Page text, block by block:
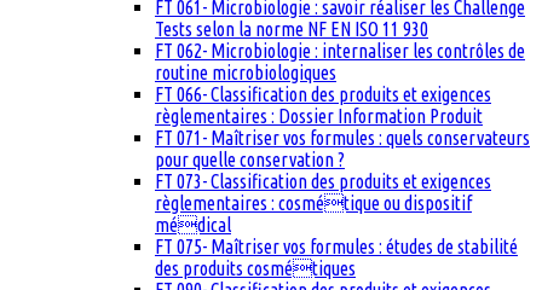
FT 061- Microbiologie : savoir réaliser les Challenge
Tests selon la norme NF EN ISO 11 930
FT 062- Microbiologie : internaliser les contrôles de
routine microbiologiques
FT 066- Classification des produits et exigences
règlementaires : Dossier Information Produit
FT 071- Maîtriser vos formules : quels conservateurs
pour quelle conservation ?
FT 073- Classification des produits et exigences
règlementaires : cosmétique ou dispositif
médical
FT 075- Maîtriser vos formules : études de stabilité
des produits cosmétiques